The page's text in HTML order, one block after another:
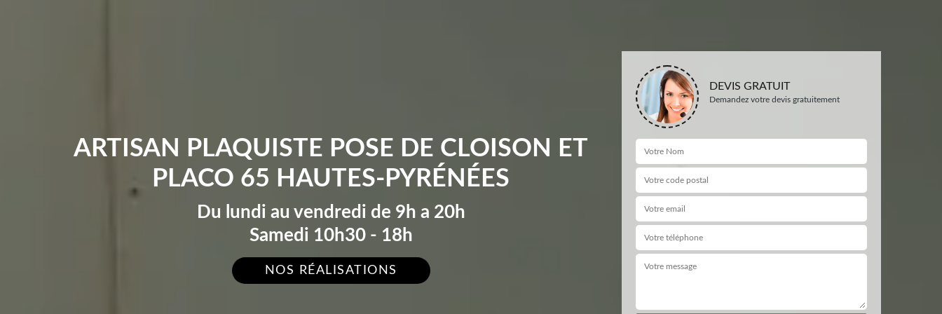
ARTISAN PLAQUISTE POSE DE CLOISON ET
PLACO 65 HAUTES-PYRÉNÉES
Du lundi au vendredi de 9h a 20h
Samedi 10h30 - 18h
NOS RÉALISATIONS
DEVIS GRATUIT
Demandez votre devis gratuitement